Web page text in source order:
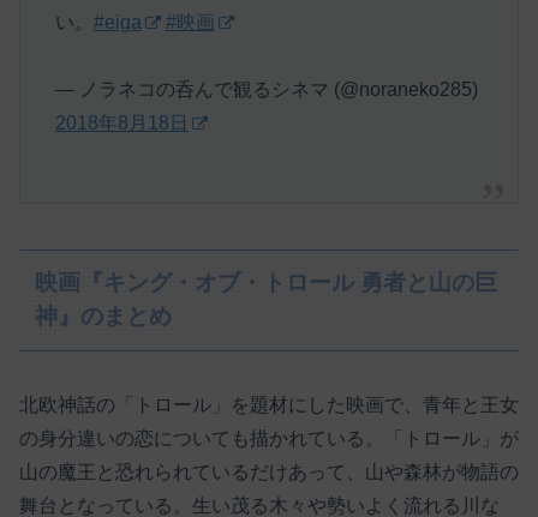
い。 #eiga #映画
— ノラネコの呑んで観るシネマ (@noraneko285)
2018年8月18日
映画『キング・オブ・トロール 勇者と山の巨
神』のまとめ
北欧神話の「トロール」を題材にした映画で、青年と王女
の身分違いの恋についても描かれている。「トロール」が
山の魔王と恐れられているだけあって、山や森林が物語の
舞台となっている。生い茂る木々や勢いよく流れる川な